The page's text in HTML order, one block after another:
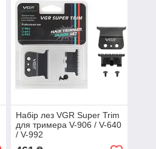
Набір лез VGR Super Trim
для тримера V-906 / V-640
/ V-992